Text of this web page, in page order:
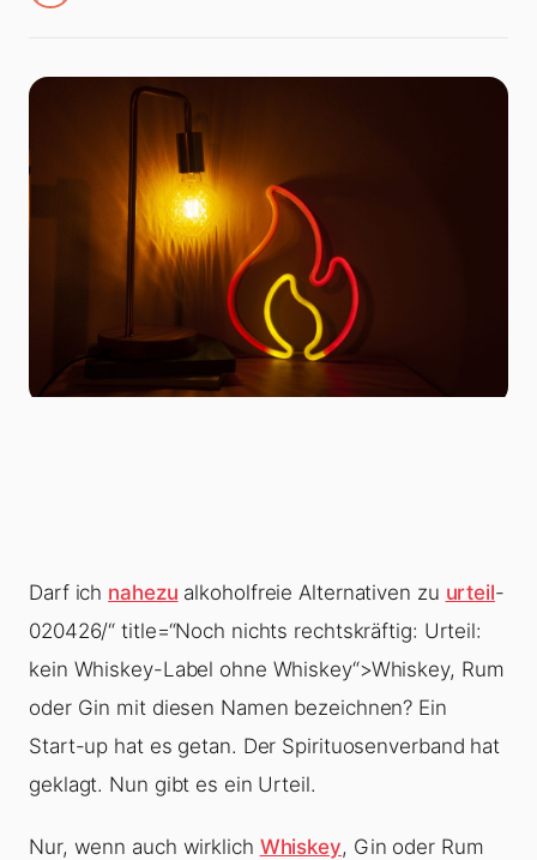
Darf ich nahezu alkoholfreie Alternativen zu urteil-
020426/“ title=“Noch nichts rechtskräftig: Urteil:
kein Whiskey-Label ohne Whiskey“>Whiskey, Rum
oder Gin mit diesen Namen bezeichnen? Ein
Start-up hat es getan. Der Spirituosenverband hat
geklagt. Nun gibt es ein Urteil.
Nur, wenn auch wirklich Whiskey, Gin oder Rum